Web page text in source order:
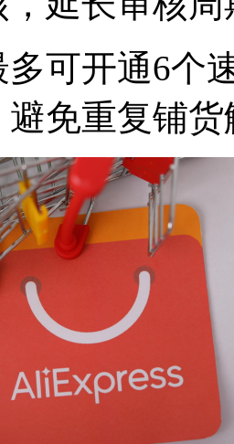
多可开通6个
免重复铺